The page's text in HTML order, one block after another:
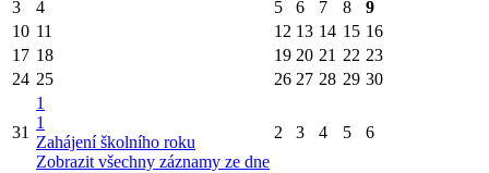
3
4 5 6 7 8
9
10 11 12 13 14 15 16
17 18 19 20 21 22 23
24 25 26 27 28 29 30
31
1
1
Zahájení školního roku
Zobrazit všechny záznamy ze dne
2 3 4 5 6